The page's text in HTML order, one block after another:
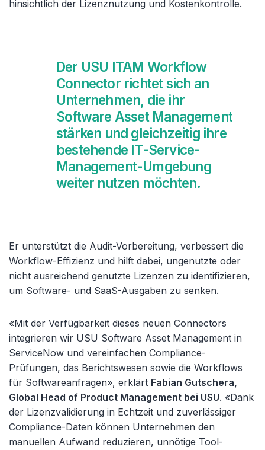
hinsichtlich der Lizenznutzung und Kostenkontrolle.
Der USU ITAM Workflow
Connector richtet sich an
Unternehmen, die ihr
Software Asset Management
stärken und gleichzeitig ihre
bestehende IT-Service-
Management-Umgebung
weiter nutzen möchten.
Er unterstützt die Audit-Vorbereitung, verbessert die
Workflow-Effizienz und hilft dabei, ungenutzte oder
nicht ausreichend genutzte Lizenzen zu identifizieren,
um Software- und SaaS-Ausgaben zu senken.
«Mit der Verfügbarkeit dieses neuen Connectors
integrieren wir USU Software Asset Management in
ServiceNow und vereinfachen Compliance-
Prüfungen, das Berichtswesen sowie die Workflows
für Softwareanfragen», erklärt Fabian Gutschera,
Global Head of Product Management bei USU. «Dank
der Lizenzvalidierung in Echtzeit und zuverlässiger
Compliance-Daten können Unternehmen den
manuellen Aufwand reduzieren, unnötige Tool-